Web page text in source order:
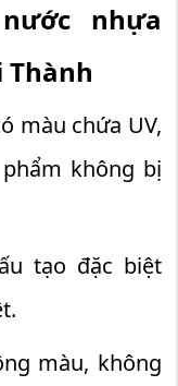
nước nhựa
Thành
màu chứa UV,
không bị
tạo đặc biệt
màu, không